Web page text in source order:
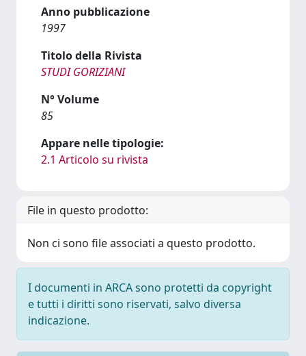
Anno pubblicazione
1997
Titolo della Rivista
STUDI GORIZIANI
N° Volume
85
Appare nelle tipologie:
2.1 Articolo su rivista
File in questo prodotto:
Non ci sono file associati a questo prodotto.
I documenti in ARCA sono protetti da copyright
e tutti i diritti sono riservati, salvo diversa
indicazione.